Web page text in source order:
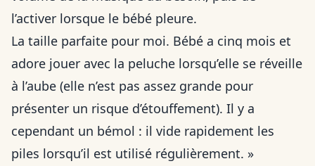
l’activer lorsque le bébé pleure.
La taille parfaite pour moi. Bébé a cinq mois et
adore jouer avec la peluche lorsqu’elle se réveille
à l’aube (elle n’est pas assez grande pour
présenter un risque d’étouffement). Il y a
cependant un bémol : il vide rapidement les
piles lorsqu’il est utilisé régulièrement. »